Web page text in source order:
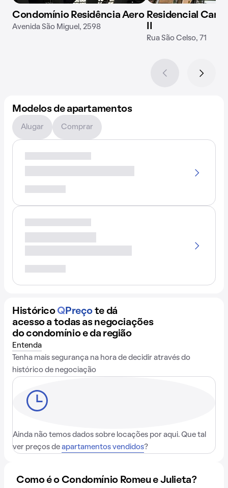
Condomínio Residência Aero
Avenida São Miguel, 2598
Residencial
Rua São Celso, 71
Modelos de apartamentos
Alugar Comprar
Histórico QPreço te dá
acesso a todas as negociações
do condomínio e da região
Entenda
Tenha mais segurança na hora de decidir através do
histórico de negociação
Ainda não temos dados sobre locações por aqui. Que tal
ver preços de apartamentos vendidos?
Como é o Condomínio Romeu e Julieta?